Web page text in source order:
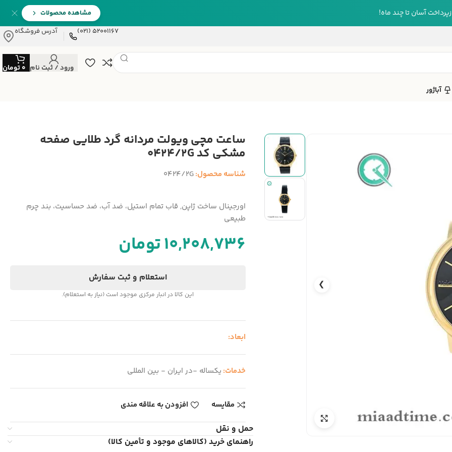
آسان تا چند ماه!
مشاهده محصولات
52001167 (021)
آدرس فروشگاه
ورود / ثبت نام 0تومان
آباژور
❯
ساعت مچی ویولت مردانه گرد طلایی صفحه
مشکی کد 0424/2G
شناسه محصول:0424/2G
اورجینال ساخت ژاپن, قاب تمام استیل، ضد آب، ضد حساسیت، بند چرم
طبیعی
10,208,736تومان
استعلام و ثبت سفارش
این کالا در انبار مرکزی موجود است (نیاز به استعلام).
ابعاد:
خدمات: یکساله -در ایران - بین المللی
مقایسه افزودن به علاقه مندی
حمل و نقل
راهنمای خرید (کالاهای موجود و تأمین کالا)